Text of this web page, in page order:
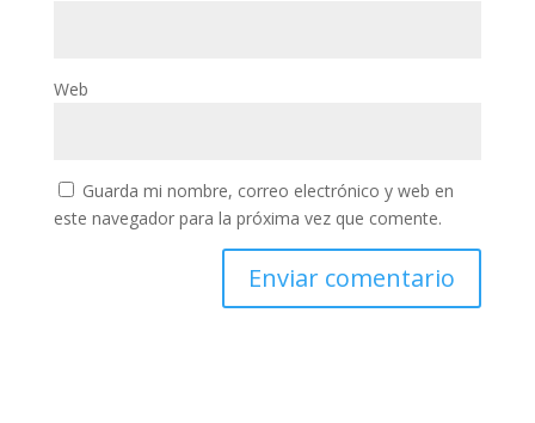
Web
Guarda mi nombre, correo electrónico y web en
este navegador para la próxima vez que comente.